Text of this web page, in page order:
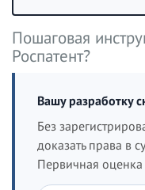
Пошаговая
Роспатент?
Вашу разработку
Без
доказать права в
Первичная